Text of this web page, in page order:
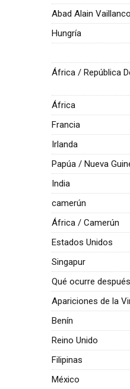
Abad Alain
Hungría
África / República
África
Francia
Irlanda
Papúa / Nueva
India
camerún
África / Camerún
Estados Unidos
Singapur
Qué ocurre
Apariciones de la
Benín
Reino Unido
Filipinas
México